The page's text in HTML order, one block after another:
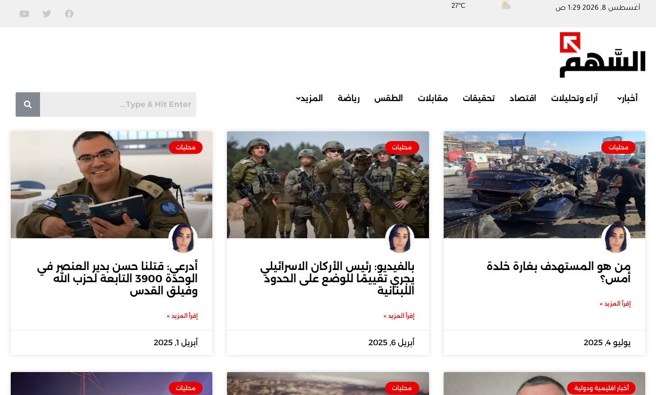
27°C أغسطس 8, 2026 1:29 ص
أخبار آراء وتحليلات اقتصاد تحقيقات مقابلات الطقس رياضة المزيد
محليات
من هو المستهدف بغارة خلدة
أمس؟
إقرأ المزيد »
يوليو 4, 2025
محليات
بالفيديو: رئيس الأركان الاسرائيلي
يجري تقييمًا للوضع على الحدود
اللبنانية
إقرأ المزيد »
أبريل 6, 2025
محليات
أدرعي: قتلنا حسن بدير العنصر في
الوحدة 3900 التابعة لحزب الله
وفيلق القدس
إقرأ المزيد »
أبريل 1, 2025
أخبار اقليمية ودولية محليات محليات